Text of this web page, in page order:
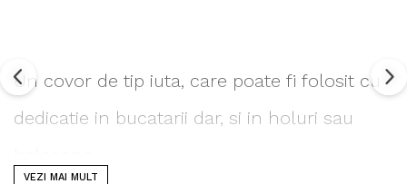
Un covor de tip iuta, care poate fi folosit cu
dedicatie in bucatarii dar, si in holuri sau
VEZI MAI MULT